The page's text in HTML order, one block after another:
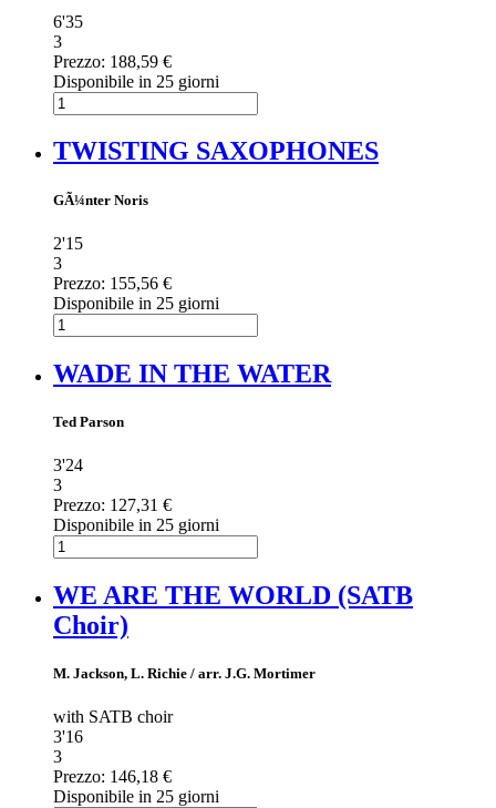
6'35
3
Prezzo: 188,59 €
Disponibile in 25 giorni
TWISTING SAXOPHONES
GÃ¼nter Noris
2'15
3
Prezzo: 155,56 €
Disponibile in 25 giorni
WADE IN THE WATER
Ted Parson
3'24
3
Prezzo: 127,31 €
Disponibile in 25 giorni
WE ARE THE WORLD (SATB
Choir)
M. Jackson, L. Richie / arr. J.G. Mortimer
with SATB choir
3'16
3
Prezzo: 146,18 €
Disponibile in 25 giorni